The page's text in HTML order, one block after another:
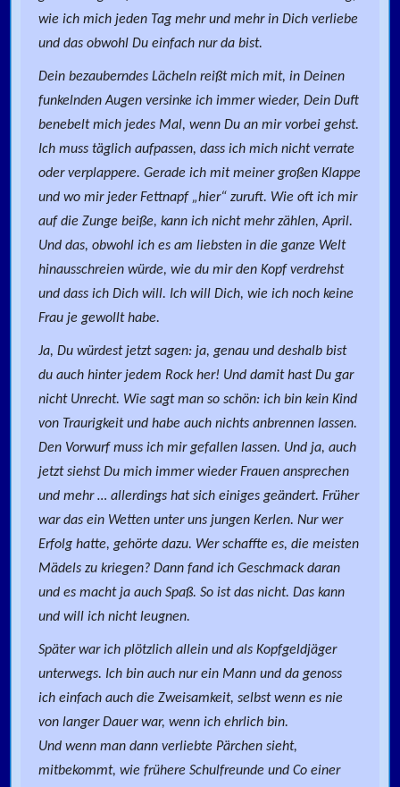
wie ich mich jeden Tag mehr und mehr in Dich verliebe
und das obwohl Du einfach nur da bist.
Dein bezauberndes Lächeln reißt mich mit, in Deinen
funkelnden Augen versinke ich immer wieder, Dein Duft
benebelt mich jedes Mal, wenn Du an mir vorbei gehst.
Ich muss täglich aufpassen, dass ich mich nicht verrate
oder verplappere. Gerade ich mit meiner großen Klappe
und wo mir jeder Fettnapf „hier“ zuruft. Wie oft ich mir
auf die Zunge beiße, kann ich nicht mehr zählen, April.
Und das, obwohl ich es am liebsten in die ganze Welt
hinausschreien würde, wie du mir den Kopf verdrehst
und dass ich Dich will. Ich will Dich, wie ich noch keine
Frau je gewollt habe.
Ja, Du würdest jetzt sagen: ja, genau und deshalb bist
du auch hinter jedem Rock her! Und damit hast Du gar
nicht Unrecht. Wie sagt man so schön: ich bin kein Kind
von Traurigkeit und habe auch nichts anbrennen lassen.
Den Vorwurf muss ich mir gefallen lassen. Und ja, auch
jetzt siehst Du mich immer wieder Frauen ansprechen
und mehr … allerdings hat sich einiges geändert. Früher
war das ein Wetten unter uns jungen Kerlen. Nur wer
Erfolg hatte, gehörte dazu. Wer schaffte es, die meisten
Mädels zu kriegen? Dann fand ich Geschmack daran
und es macht ja auch Spaß. So ist das nicht. Das kann
und will ich nicht leugnen.
Später war ich plötzlich allein und als Kopfgeldjäger
unterwegs. Ich bin auch nur ein Mann und da genoss
ich einfach auch die Zweisamkeit, selbst wenn es nie
von langer Dauer war, wenn ich ehrlich bin.
Und wenn man dann verliebte Pärchen sieht,
mitbekommt, wie frühere Schulfreunde und Co einer